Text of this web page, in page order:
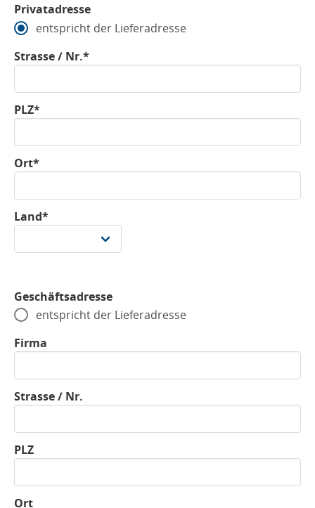
Privatadresse
entspricht der Lieferadresse
Strasse / Nr.*
PLZ*
Ort*
Land*
Geschäftsadresse
entspricht der Lieferadresse
Firma
Strasse / Nr.
PLZ
Ort